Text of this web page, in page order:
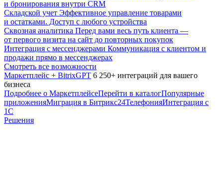
и бронирования внутри CRM
Складской учет Эффективное управление товарами
и остатками. Доступ с любого устройства
Сквозная аналитика Перед вами весь путь клиента —
от первого визита на сайт до повторных покупок
Интеграция с мессенджерами Коммуникация с клиентом и
продажи прямо в мессенджерах
Смотреть все возможности
Маркетплейс + BitrixGPT 6 250+ интеграций для вашего
бизнеса
Подробнее о МаркетплейсеПерейти в каталогПопулярные
приложенияМиграция в Битрикс24ТелефонияИнтеграция с
1С
Решения